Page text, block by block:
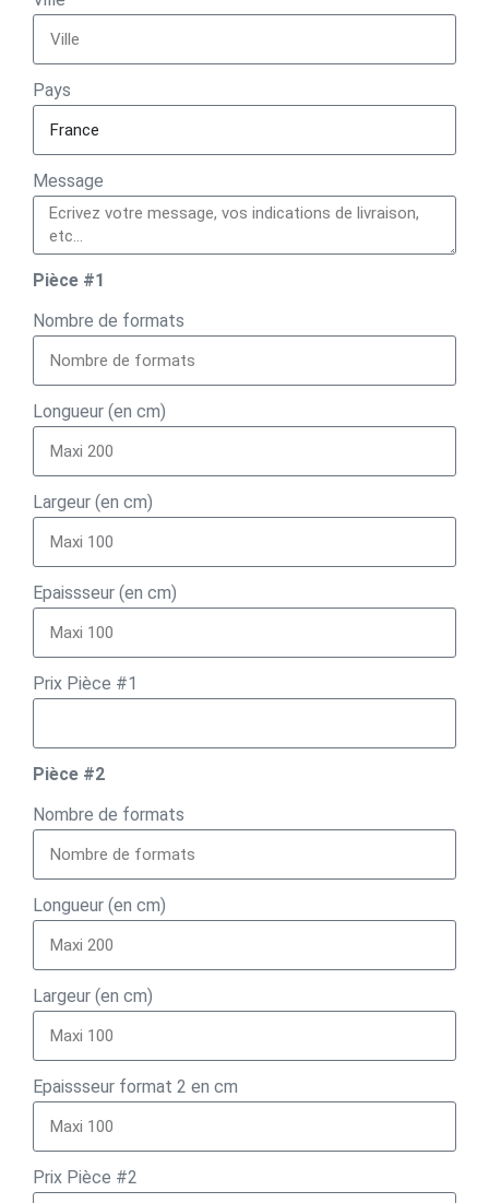
Pays
Message
Pièce #1
Nombre de formats
Longueur (en cm)
Largeur (en cm)
Epaissseur (en cm)
Prix Pièce #1
Pièce #2
Nombre de formats
Longueur (en cm)
Largeur (en cm)
Epaissseur format 2 en cm
Prix Pièce #2